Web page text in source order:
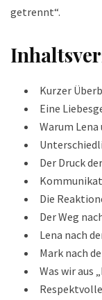
getrennt“.
Kurzer
Eine
Warum
Der Druck
Die
Der Weg
Lena nach
Mark nach
Was wir aus